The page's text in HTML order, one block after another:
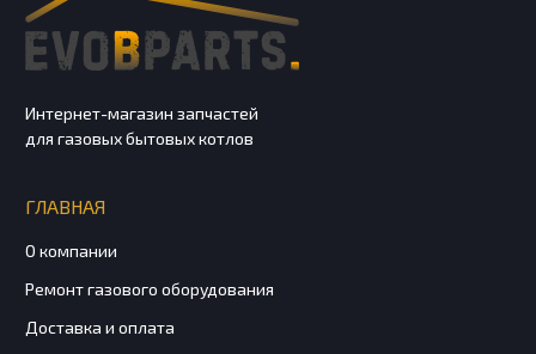
Интернет-магазин запчастей
для газовых бытовых котлов
ГЛАВНАЯ
О компании
Ремонт газового оборудования
Доставка и оплата